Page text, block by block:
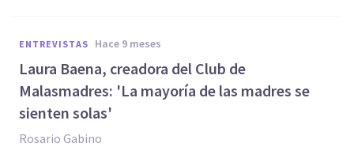
ENTREVISTAS hace 9 meses
Laura Baena, creadora del Club de
Malasmadres: 'La mayoría de las madres se
sienten solas'
Rosario Gabino